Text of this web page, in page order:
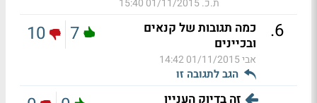
ת.כ.01/11/2015 15:40
6
.
כמה תגובות של קנאים
ובכיינים
אבי01/11/2015 14:42
הגב לתגובה זו
7
10
זה בדיוק העניין